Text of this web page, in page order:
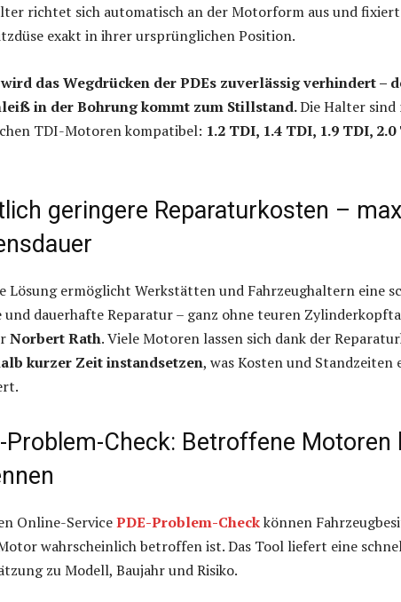
richtet sich automatisch an der Motorform aus und
exakt in ihrer ursprünglichen Position.
das Wegdrücken der PDEs zuverlässig verhindert –
in der Bohrung kommt zum Stillstand.Die Halter sind
TDI-Motoren kompatibel: 1.2 TDI, 1.4 TDI, 1.9 TDI,
geringere Reparaturkosten –
Lösung ermöglicht Werkstätten und Fahrzeughaltern eine
und dauerhafte Reparatur – ganz ohne teuren
Norbert Rath. Viele Motoren lassen sich dank der
kurzer Zeit instandsetzen, was Kosten und Standzeiten
Problem-Check: Betroffene Motoren
Online-ServicePDE-Problem-Checkkönnen
wahrscheinlich betroffen ist. Das Tool liefert eine
zu Modell, Baujahr und Risiko.